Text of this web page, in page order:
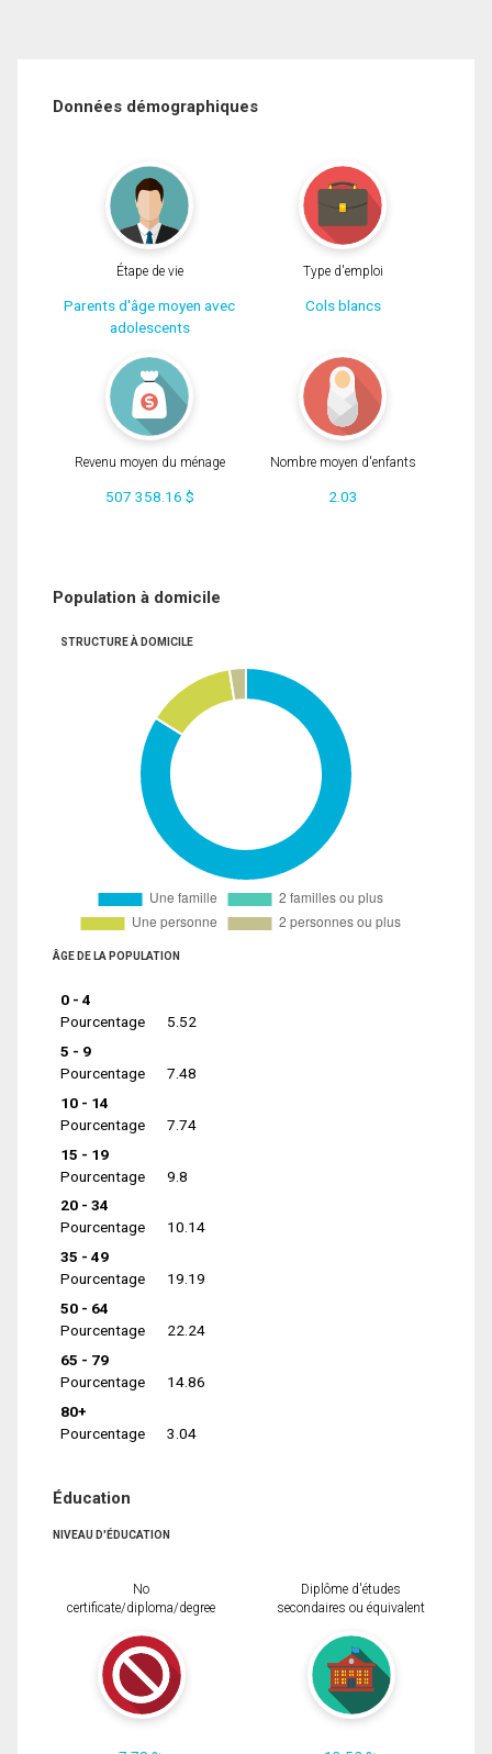
Données démographiques
Étape de vie
Parents d'âge moyen avec
adolescents
Type d'emploi
Cols blancs
Revenu moyen du ménage
507 358.16 $
Nombre moyen d'enfants
2.03
Population à domicile
STRUCTURE À DOMICILE
ÂGE DE LA POPULATION
0 - 4
Pourcentage
5.52
5 - 9
Pourcentage
7.48
10 - 14
Pourcentage
7.74
15 - 19
Pourcentage
9.8
20 - 34
Pourcentage
10.14
35 - 49
Pourcentage
19.19
50 - 64
Pourcentage
22.24
65 - 79
Pourcentage
14.86
80+
Pourcentage
3.04
Éducation
NIVEAU D'ÉDUCATION
No
certificate/diploma/degree
Diplôme d'études
secondaires ou équivalent